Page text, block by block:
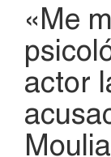
«Me
actor